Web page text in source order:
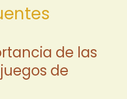
de las
de